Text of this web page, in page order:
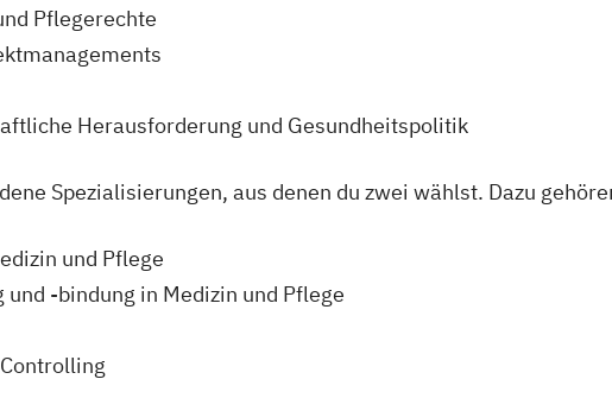
Pflegerechte
Herausforderung und Gesundheitspolitik
Spezialisierungen, aus denen du zwei wählst. Dazu
und Pflege
-bindung in Medizin und Pflege